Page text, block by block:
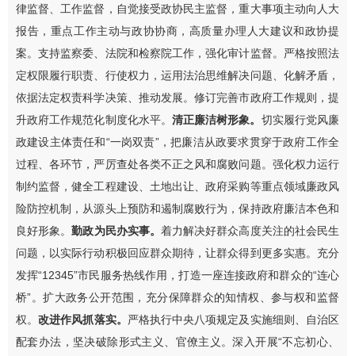
律监督、工作监督，自觉接受政协民主监督，重大事项主动向人大
报告，重点工作主动与政协协商，高质量办理人大建议和政协提
案。支持监察委、法院和检察院工作，强化审计监督。严格按照法
定权限履行职责、行使权力，运用法治思维解决问题、化解矛盾，
依据法定权责科学决策、推动发展。修订完善市政府工作规则，提
升政府工作规范化制度化水平。 清正廉洁树形象。 切实履行党风廉
政建设主体责任和“一岗双责”，把廉洁从政要求贯穿于政府工作全
过程、各环节，严厉查处各类不正之风和腐败问题。强化权力运行
制约监督，健全工程建设、土地出让、政府采购等重点领域廉政风
险防控机制，从源头上预防和遏制腐败行为，保持政府廉洁本色和
良好形象。勤政为民办实事。 着力解决好群众高度关注的社会民生
问题，以实际行动积极回应群众期待，让群众得到更多实惠。 充分
发挥“12345”市民服务热线作用，打造一座连接政府和群众的“连心
桥”。扩大政务公开范围，充分保障群众的知情权、参与权和监督
权。改进作风抓落实。 严格执行中央八项规定及实施细则、自治区
配套办法， 坚决破除形式主义、官僚主义。深入开展“不忘初心、